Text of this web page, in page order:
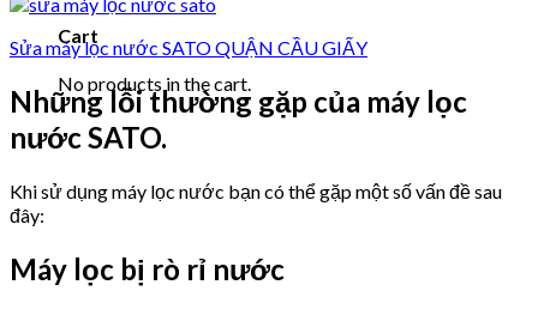
Cart
No products in the cart.
Sửa máy lọc nước SATO QUẬN CẦU GIẤY
Những lỗi thường gặp của máy lọc
nước SATO.
Khi sử dụng máy lọc nước bạn có thể gặp một số vấn đề sau
đây:
Máy lọc bị rò rỉ nước